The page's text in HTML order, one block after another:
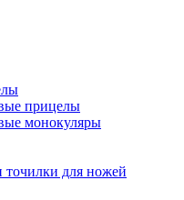
прицелы
монокуляры
точилки для ножей